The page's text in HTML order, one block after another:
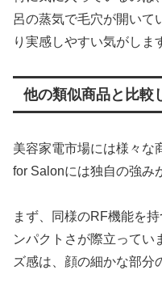
呂の蒸気で毛穴が開いて
り実感しやすい気がしま
他の類似商品と比較
美容家電市場には様々な
for Salonには独自の強み
まず、同様のRF機能を
ンパクトさが際立ってい
ズ感は、顔の細かな部分